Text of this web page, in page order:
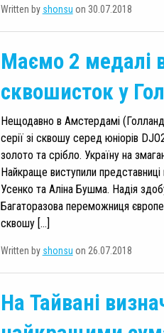
Written by shonsu on 30.07.2018
Маємо 2 медалі
сквошисток у
Нещодавно в Амстердамі
серії зі сквошу серед юніорів
золото та срібло. Україну на
Найкраще виступили представниці
Усенко та Аліна Бушма. Надія
Багаторазова переможниця
сквошу […]
Written by shonsu on 26.07.2018
На Тайвані